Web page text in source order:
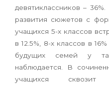
девятиклассников –
развития сюжетов с
учащихся 5-х классов
в 12.5%, 8-х классов в
будущих семей у
наблюдается. В
учащихся сквозит